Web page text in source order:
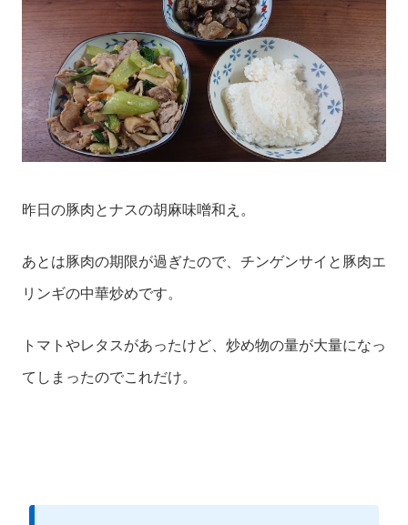
昨日の豚肉とナスの胡麻味噌和え。
あとは豚肉の期限が過ぎたので、チンゲンサイと豚肉エ
リンギの中華炒めです。
トマトやレタスがあったけど、炒め物の量が大量になっ
てしまったのでこれだけ。